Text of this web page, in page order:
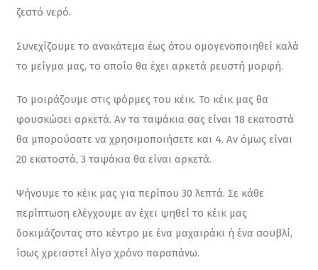
ζεστό νερό.
Συνεχίζουμε το ανακάτεμα έως ότου ομογενοποιηθεί καλά
το μείγμα μας, το οποίο θα έχει αρκετά ρευστή μορφή.
Το μοιράζουμε στις φόρμες του κέικ. Το κέικ μας θα
φουσκώσει αρκετά. Αν τα ταψάκια σας είναι 18 εκατοστά
θα μπορούσατε να χρησιμοποιήσετε και 4. Αν όμως είναι
20 εκατοστά, 3 ταψάκια θα είναι αρκετά.
Ψήνουμε το κέικ μας για περίπου 30 λεπτά. Σε κάθε
περίπτωση ελέγχουμε αν έχει ψηθεί το κέικ μας
δοκιμάζοντας στο κέντρο με ένα μαχαιράκι ή ένα σουβλί,
ίσως χρειαστεί λίγο χρόνο παραπάνω.